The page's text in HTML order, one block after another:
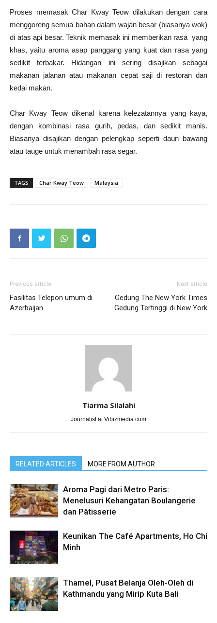
Proses memasak Char Kway Teow dilakukan dengan cara
menggoreng semua bahan dalam wajan besar (biasanya wok)
di atas api besar. Teknik memasak ini memberikan rasa yang
khas, yaitu aroma asap panggang yang kuat dan rasa yang
sedikit terbakar. Hidangan ini sering disajikan sebagai
makanan jalanan atau makanan cepat saji di restoran dan
kedai makan.
Char Kway Teow dikenal karena kelezatannya yang kaya,
dengan kombinasi rasa gurih, pedas, dan sedikit manis.
Biasanya disajikan dengan pelengkap seperti daun bawang
atau tauge untuk menambah rasa segar.
TAGS Char Kway Teow Malaysia
Previous article
Fasilitas Telepon umum di
Azerbaijan
Next article
Gedung The New York Times
Gedung Tertinggi di New York
Tiarma Silalahi
Journalist at Vibizmedia.com
RELATED ARTICLES MORE FROM AUTHOR
Aroma Pagi dari Metro Paris:
Menelusuri Kehangatan Boulangerie
dan Pâtisserie
Keunikan The Café Apartments, Ho Chi
Minh
Thamel, Pusat Belanja Oleh-Oleh di
Kathmandu yang Mirip Kuta Bali